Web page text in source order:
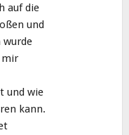
auf die
und
mir
und wie
kann.